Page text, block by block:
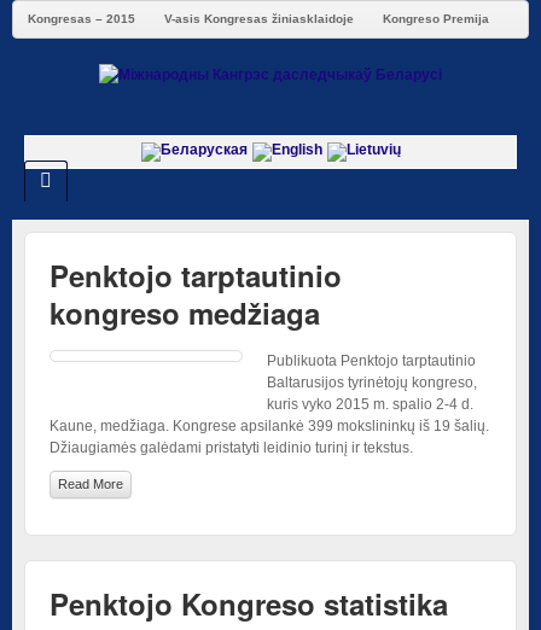
Kongresas – 2015 V-asis Kongresas žiniasklaidoje Kongreso Premija
Penktojo tarptautinio
kongreso medžiaga
Publikuota Penktojo tarptautinio
Baltarusijos tyrinėtojų kongreso,
kuris vyko 2015 m. spalio 2-4 d.
Kaune, medžiaga. Kongrese apsilankė 399 mokslininkų iš 19 šalių.
Džiaugiamės galėdami pristatyti leidinio turinį ir tekstus.
Read More
Penktojo Kongreso statistika